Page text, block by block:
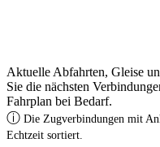
Aktuelle Abfahrten, Gleise
Sie die nächsten
Fahrplan bei Bedarf.
ⓘ Die Zugverbindungen mit
Echtzeit sortiert.